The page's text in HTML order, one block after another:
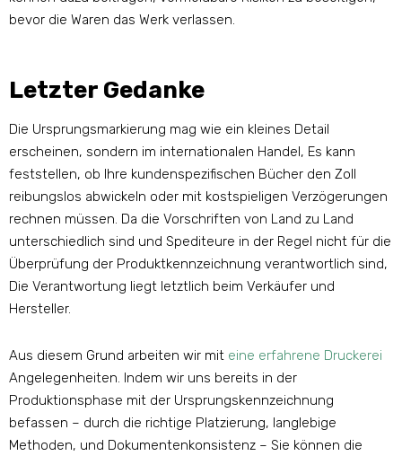
bevor die Waren das Werk verlassen.
Letzter Gedanke
Die Ursprungsmarkierung mag wie ein kleines Detail
erscheinen, sondern im internationalen Handel, Es kann
feststellen, ob Ihre kundenspezifischen Bücher den Zoll
reibungslos abwickeln oder mit kostspieligen Verzögerungen
rechnen müssen. Da die Vorschriften von Land zu Land
unterschiedlich sind und Spediteure in der Regel nicht für die
Überprüfung der Produktkennzeichnung verantwortlich sind,
Die Verantwortung liegt letztlich beim Verkäufer und
Hersteller.
Aus diesem Grund arbeiten wir mit eine erfahrene Druckerei
Angelegenheiten. Indem wir uns bereits in der
Produktionsphase mit der Ursprungskennzeichnung
befassen – durch die richtige Platzierung, langlebige
Methoden, und Dokumentenkonsistenz – Sie können die